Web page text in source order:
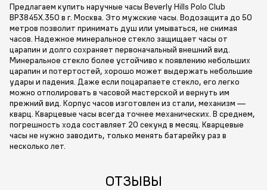
Предлагаем купить наручные часы Beverly Hills Polo Club
BP3845X.350 в г. Москва. Это мужские часы. Водозащита до 50
метров позволит принимать душ или умываться, не снимая
часов. Надежное минеральное стекло защищает часы от
царапин и долго сохраняет первоначальный внешний вид.
Минеральное стекло более устойчиво к появлению небольших
царапин и потертостей, хорошо может выдержать небольшие
удары и падения. Даже если поцарапаете стекло, его легко
можно отполировать в часовой мастерской и вернуть им
прежний вид. Корпус часов изготовлен из стали, механизм —
кварц. Кварцевые часы всегда точнее механических. В среднем,
погрешность хода составляет 20 секунд в месяц. Кварцевые
часы не нужно заводить, только менять батарейку раз в
несколько лет.
ОТЗЫВЫ